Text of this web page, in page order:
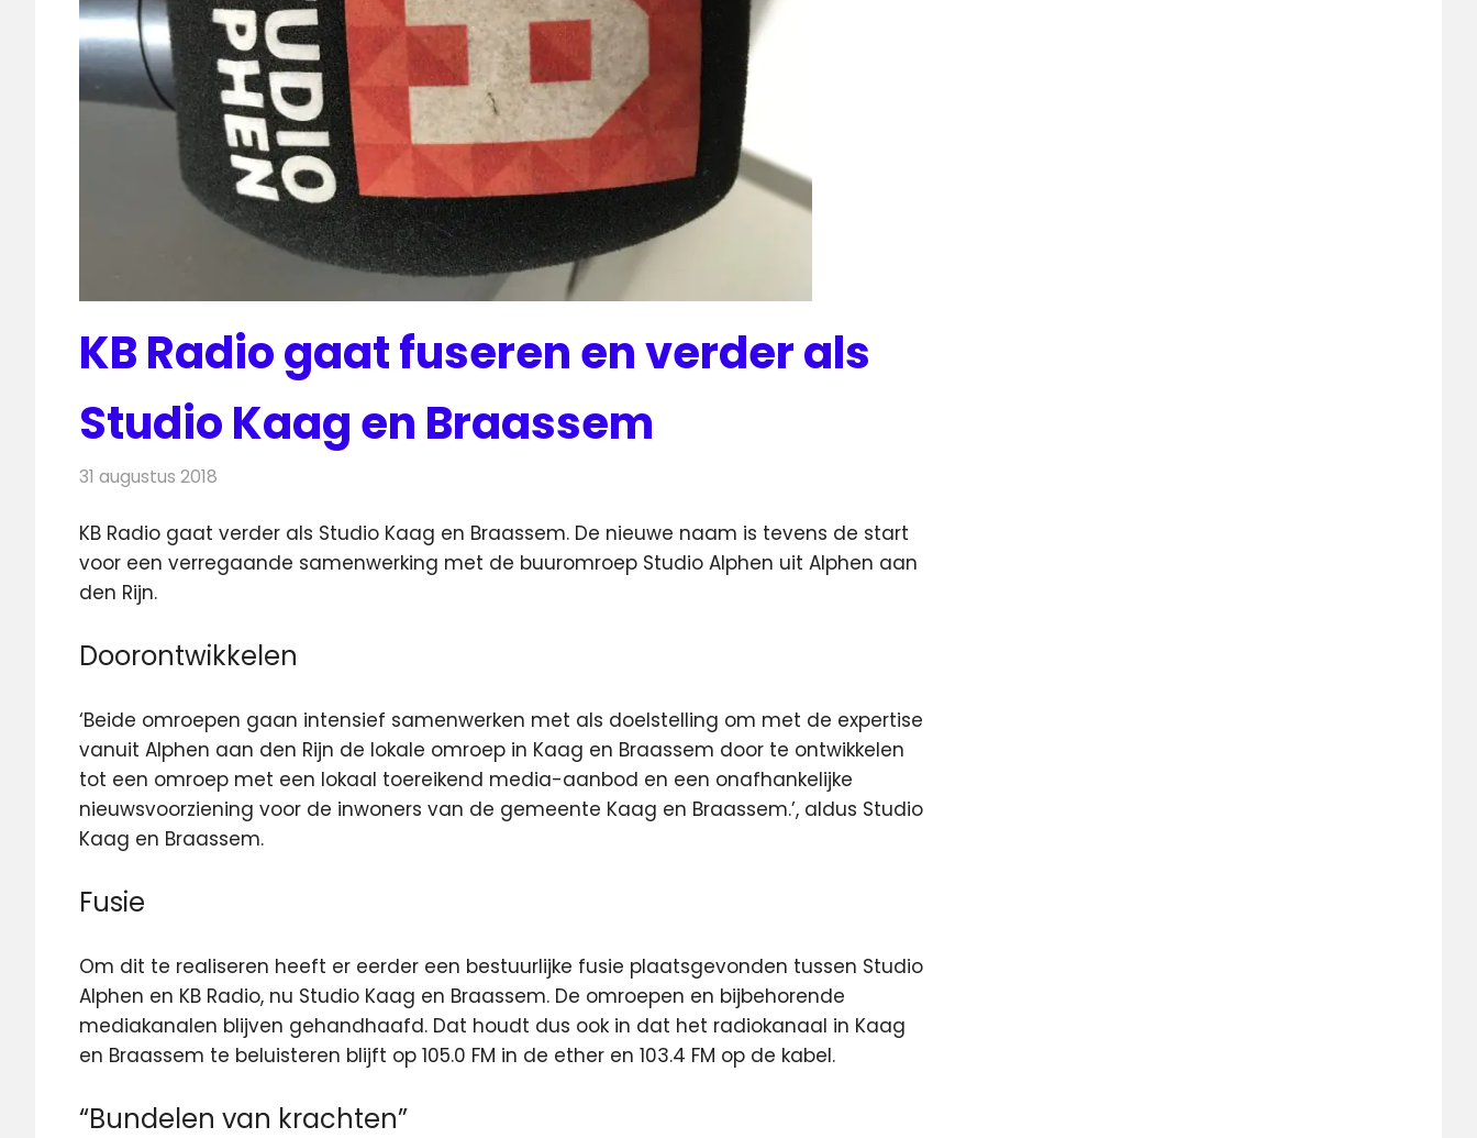
KB Radio gaat fuseren en verder als
Studio Kaag en Braassem
31 augustus 2018
KB Radio gaat verder als Studio Kaag en Braassem. De nieuwe naam is tevens de start
voor een verregaande samenwerking met de buuromroep Studio Alphen uit Alphen aan
den Rijn.
Doorontwikkelen
‘Beide omroepen gaan intensief samenwerken met als doelstelling om met de expertise
vanuit Alphen aan den Rijn de lokale omroep in Kaag en Braassem door te ontwikkelen
tot een omroep met een lokaal toereikend media-aanbod en een onafhankelijke
nieuwsvoorziening voor de inwoners van de gemeente Kaag en Braassem.’, aldus Studio
Kaag en Braassem.
Fusie
Om dit te realiseren heeft er eerder een bestuurlijke fusie plaatsgevonden tussen Studio
Alphen en KB Radio, nu Studio Kaag en Braassem. De omroepen en bijbehorende
mediakanalen blijven gehandhaafd. Dat houdt dus ook in dat het radiokanaal in Kaag
en Braassem te beluisteren blijft op 105.0 FM in de ether en 103.4 FM op de kabel.
“Bundelen van krachten”